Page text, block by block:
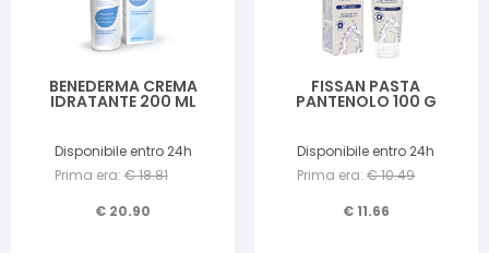
BENEDERMA CREMA
IDRATANTE 200 ML
Disponibile entro 24h
Prima era: €18.81
€ 20.90
FISSAN PASTA
PANTENOLO 100 G
Disponibile entro 24h
Prima era: €10.49
€11.66